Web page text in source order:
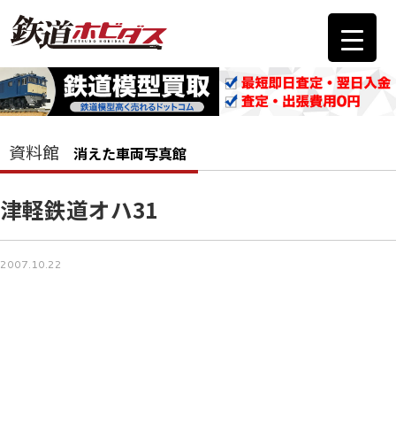
資料館 消えた車両写真館
津軽鉄道オハ31
2007.10.22